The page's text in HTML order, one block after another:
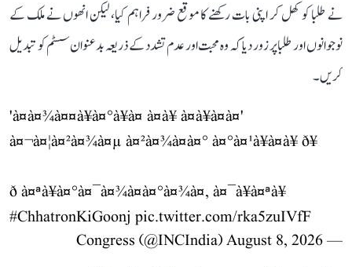
نے طلبا کو کھل کر اپنی بات رکھنے کا موقع ضرور فراہم کیا، لیکن انھوں نے ملک کے
نوجوانوں اور طلبا پر زور دیا کہ وہ محبت اور عدم تشدد کے ذریعہ بدعنوان سسٹم کو تبدیل
کریں۔
'à¤à¤¾à¤¤à¥à¤°à¥à¤ à¤à¥ à¤à¥à¤à¤'
à¤¬à¤¦à¤²à¤¾à¤µ à¤²à¤¾à¤à¤° à¤°à¤¹à¥à¤à¥ ð¥
ð à¤ªà¥à¤°à¤¯à¤¾à¤à¤°à¤¾à¤, à¤¯à¥à¤ªà¥
#ChhatronKiGoonj pic.twitter.com/rka5zuIVfF
— Congress (@INCIndia)
August 8, 2026